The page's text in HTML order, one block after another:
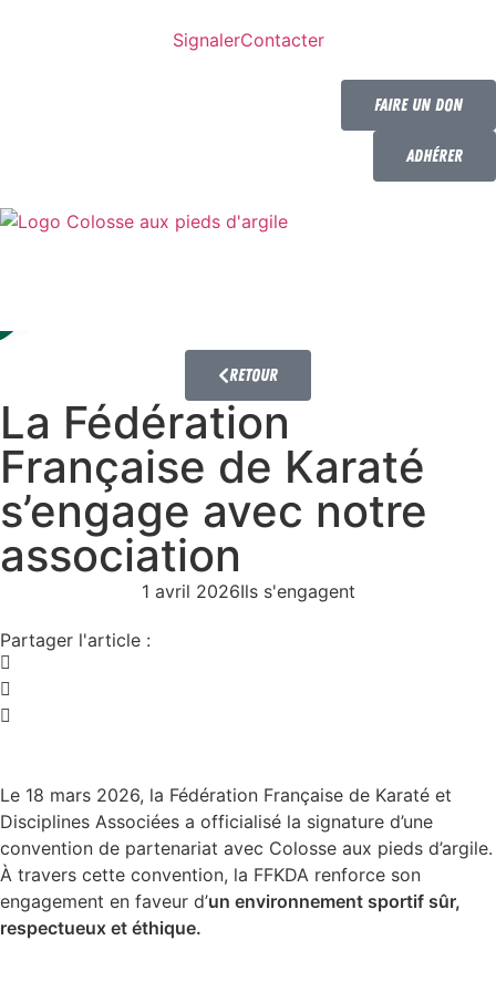
SignalerContacter
Faire un don
Adhérer
Retour
La Fédération
Française de Karaté
s’engage avec notre
association
1 avril 2026Ils s'engagent
Partager l'article :
Le 18 mars 2026, la Fédération Française de Karaté et
Disciplines Associées a officialisé la signature d’une
convention de partenariat avec Colosse aux pieds d’argile.
À travers cette convention, la FFKDA renforce son
engagement en faveur d’un environnement sportif sûr,
respectueux et éthique.